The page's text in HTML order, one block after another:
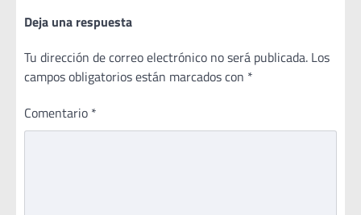
Deja una respuesta
Tu dirección de correo electrónico no será publicada. Los
campos obligatorios están marcados con *
Comentario *